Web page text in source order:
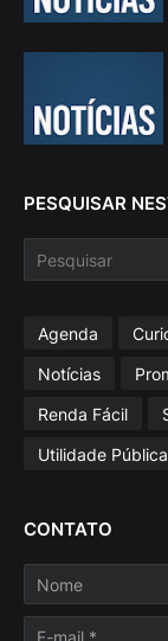
PESQUISAR
Agenda
Notícias
Renda Fácil
Utilidade Pública
CONTATO